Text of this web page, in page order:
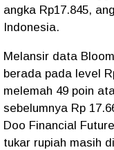
angka Rp17.845,
Indonesia.
Melansir data
berada pada level
melemah 49 poin
sebelumnya Rp
Doo Financial
tukar rupiah masih